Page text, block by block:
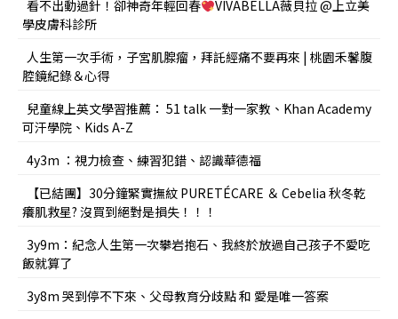
看不出動過針！卻神奇年輕回春
VIVABELLA薇貝拉 @上立美
學皮膚科診所
人生第一次手術，子宮肌腺瘤，拜託經痛不要再來 | 桃園禾馨腹
腔鏡紀錄＆心得
兒童線上英文學習推薦： 51 talk 一對一家教、Khan Academy
可汗學院、Kids A-Z
4y3m ：視力檢查、練習犯錯、認識華德福
【已結團】30分鐘緊實撫紋 PURETÉCARE ＆ Cebelia 秋冬乾
癢肌救星? 沒買到絕對是損失！！！
3y9m：紀念人生第一次攀岩抱石、我終於放過自己孩子不愛吃
飯就算了
3y8m 哭到停不下來、父母教育分歧點 和 愛是唯一答案